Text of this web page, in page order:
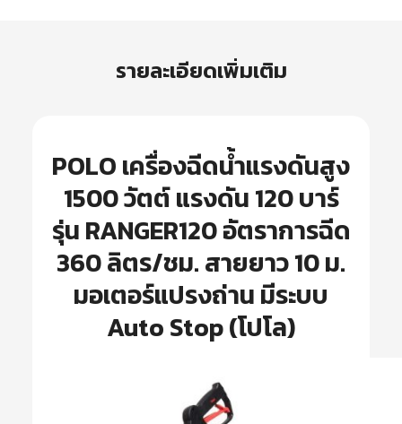
รายละเอียดเพิ่มเติม
POLO เครื่องฉีดน้ำแรงดันสูง
1500 วัตต์ แรงดัน 120 บาร์
รุ่น RANGER120 อัตราการฉีด
360 ลิตร/ชม. สายยาว 10 ม.
มอเตอร์แปรงถ่าน มีระบบ
Auto Stop (โปโล)